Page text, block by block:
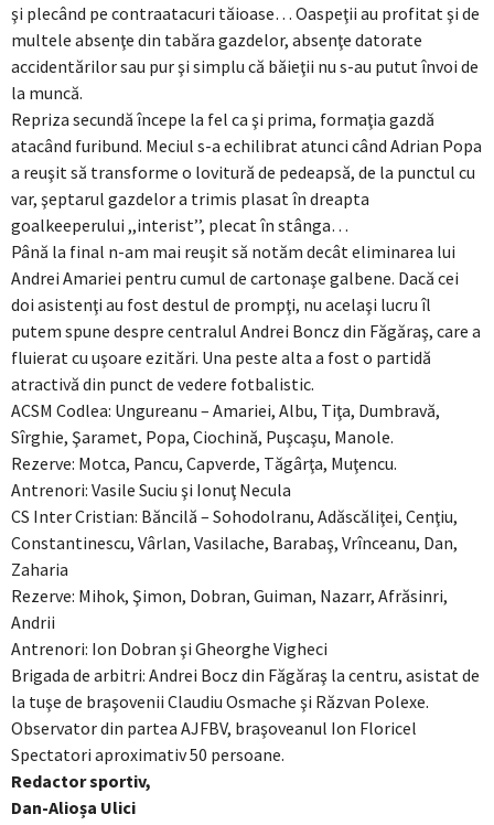
şi plecând pe contraatacuri tăioase… Oaspeţii au profitat şi de
multele absenţe din tabăra gazdelor, absenţe datorate
accidentărilor sau pur şi simplu că băieţii nu s-au putut învoi de
la muncă.
Repriza secundă începe la fel ca şi prima, formaţia gazdă
atacând furibund. Meciul s-a echilibrat atunci când Adrian Popa
a reuşit să transforme o lovitură de pedeapsă, de la punctul cu
var, şeptarul gazdelor a trimis plasat în dreapta
goalkeeperului ,,interist’’, plecat în stânga…
Până la final n-am mai reuşit să notăm decât eliminarea lui
Andrei Amariei pentru cumul de cartonaşe galbene. Dacă cei
doi asistenţi au fost destul de prompţi, nu acelaşi lucru îl
putem spune despre centralul Andrei Boncz din Făgăraş, care a
fluierat cu uşoare ezitări. Una peste alta a fost o partidă
atractivă din punct de vedere fotbalistic.
ACSM Codlea: Ungureanu – Amariei, Albu, Tiţa, Dumbravă,
Sîrghie, Şaramet, Popa, Ciochină, Puşcaşu, Manole.
Rezerve: Motca, Pancu, Capverde, Tăgârţa, Muţencu.
Antrenori: Vasile Suciu şi Ionuţ Necula
CS Inter Cristian: Băncilă – Sohodolranu, Adăscăliţei, Cenţiu,
Constantinescu, Vârlan, Vasilache, Barabaş, Vrînceanu, Dan,
Zaharia
Rezerve: Mihok, Şimon, Dobran, Guiman, Nazarr, Afrăsinri,
Andrii
Antrenori: Ion Dobran şi Gheorghe Vigheci
Brigada de arbitri: Andrei Bocz din Făgăraş la centru, asistat de
la tuşe de braşovenii Claudiu Osmache şi Răzvan Polexe.
Observator din partea AJFBV, braşoveanul Ion Floricel
Spectatori aproximativ 50 persoane.
Redactor sportiv,
Dan-Alioșa Ulici